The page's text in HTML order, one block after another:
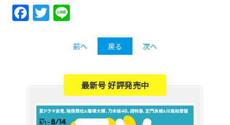
Facebook
Twitter
前へ 戻る 次へ
最新号 好評発売中